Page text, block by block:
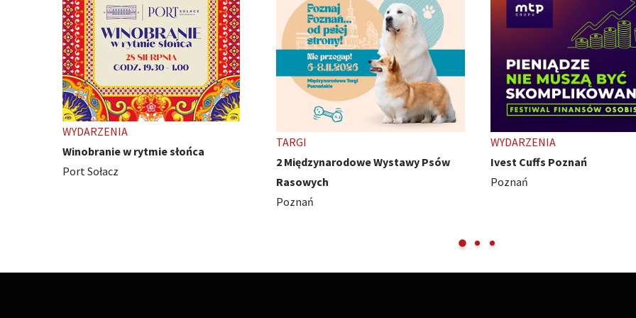
2 Międzynarodowe Wystawy Psów
WYDARZENIA
Ivest Cuffs Poznań
Poznań
TARGI
HobbyCon - z pasji się nie
Międzynarodowe Targi